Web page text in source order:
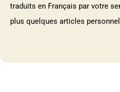
traduits en Français par votre
plus quelques articles